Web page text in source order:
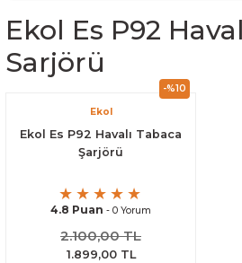
Ekol Es P92
Sarjörü
-%10
Ekol
Ekol Es P92 Havalı Tabaca
Şarjörü
4.8 Puan - 0 Yorum
2.100,00 TL
1.899,00 TL